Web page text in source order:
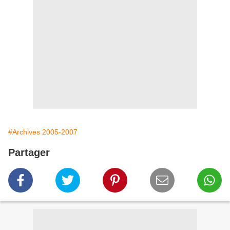
#Archives 2005-2007
Partager